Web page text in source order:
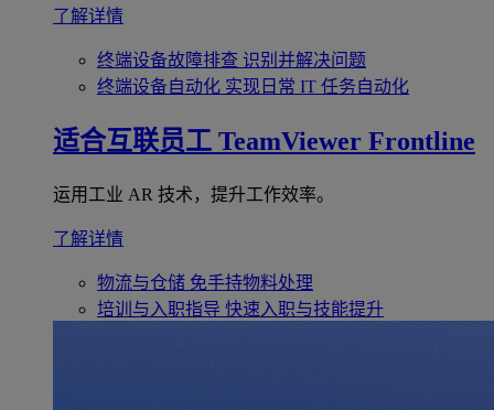
了解详情
终端设备故障排查 识别并解决问题
终端设备自动化 实现日常 IT 任务自动化
适合互联员工 TeamViewer Frontline
运用工业 AR 技术，提升工作效率。
了解详情
物流与仓储 免手持物料处理
培训与入职指导 快速入职与技能提升